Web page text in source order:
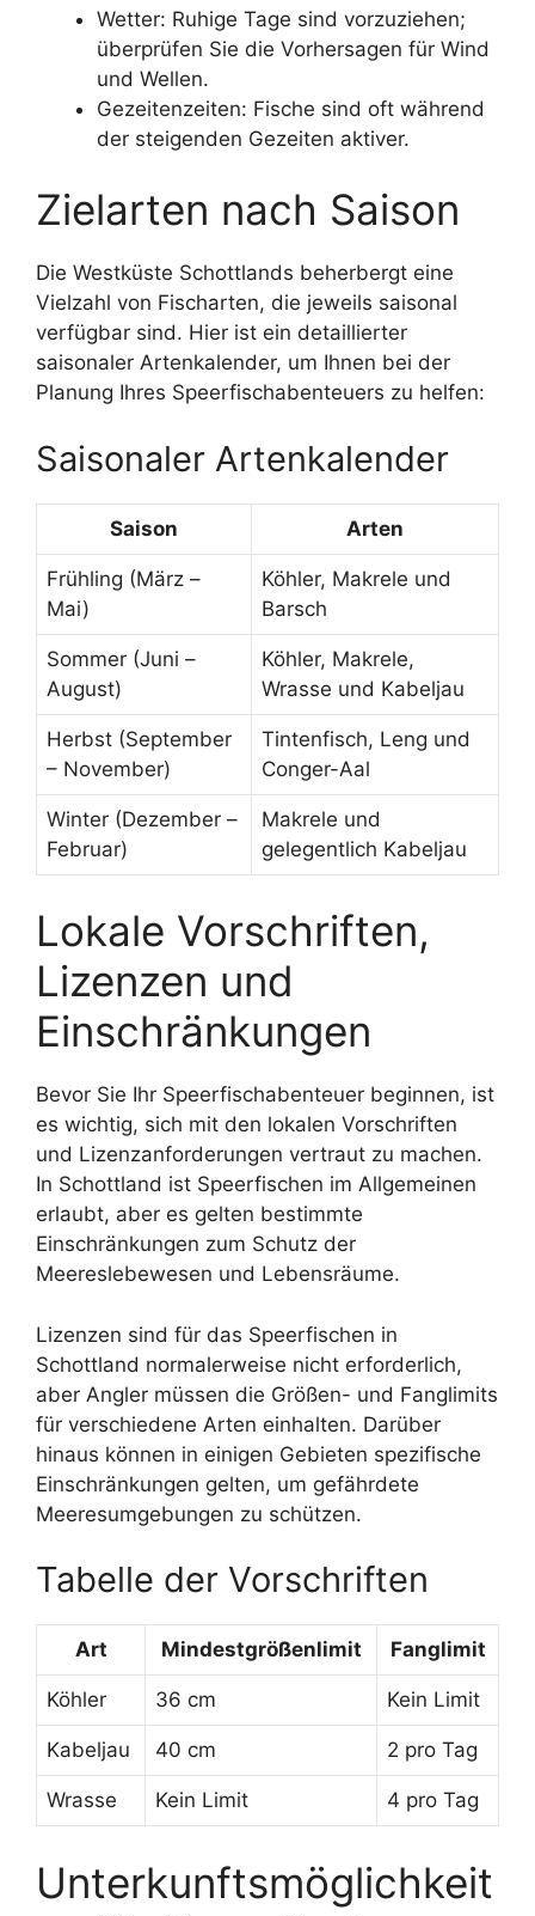
Wetter: Ruhige Tage sind vorzuziehen;
überprüfen Sie die Vorhersagen für Wind
und Wellen.
Gezeitenzeiten: Fische sind oft während
der steigenden Gezeiten aktiver.
Zielarten nach Saison
Die Westküste Schottlands beherbergt eine
Vielzahl von Fischarten, die jeweils saisonal
verfügbar sind. Hier ist ein detaillierter
saisonaler Artenkalender, um Ihnen bei der
Planung Ihres Speerfischabenteuers zu helfen:
Saisonaler Artenkalender
Saison Arten
Frühling (März –
Mai)
Köhler, Makrele und
Barsch
Sommer (Juni –
August)
Köhler, Makrele,
Wrasse und Kabeljau
Herbst (September
– November)
Tintenfisch, Leng und
Conger-Aal
Winter (Dezember –
Februar)
Makrele und
gelegentlich Kabeljau
Lokale Vorschriften,
Lizenzen und
Einschränkungen
Bevor Sie Ihr Speerfischabenteuer beginnen, ist
es wichtig, sich mit den lokalen Vorschriften
und Lizenzanforderungen vertraut zu machen.
In Schottland ist Speerfischen im Allgemeinen
erlaubt, aber es gelten bestimmte
Einschränkungen zum Schutz der
Meereslebewesen und Lebensräume.
Lizenzen sind für das Speerfischen in
Schottland normalerweise nicht erforderlich,
aber Angler müssen die Größen- und Fanglimits
für verschiedene Arten einhalten. Darüber
hinaus können in einigen Gebieten spezifische
Einschränkungen gelten, um gefährdete
Meeresumgebungen zu schützen.
Tabelle der Vorschriften
Art Mindestgrößenlimit Fanglimit
Köhler 36 cm Kein Limit
Kabeljau 40 cm 2 pro Tag
Wrasse Kein Limit 4 pro Tag
Unterkunftsmöglichkeit